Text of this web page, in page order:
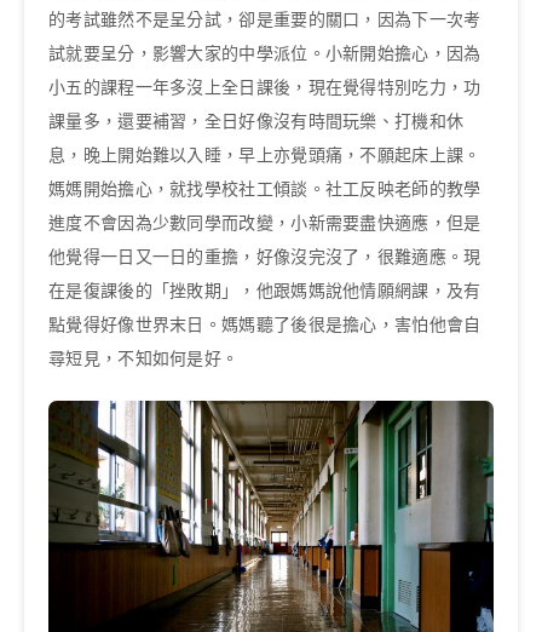
的考試雖然不是呈分試，卻是重要的關口，因為下一次考
試就要呈分，影響大家的中學派位。小新開始擔心，因為
小五的課程一年多沒上全日課後，現在覺得特別吃力，功
課量多，還要補習，全日好像沒有時間玩樂、打機和休
息，晚上開始難以入睡，早上亦覺頭痛，不願起床上課。
媽媽開始擔心，就找學校社工傾談。社工反映老師的教學
進度不會因為少數同學而改變，小新需要盡快適應，但是
他覺得一日又一日的重擔，好像沒完沒了，很難適應。現
在是復課後的「挫敗期」，他跟媽媽說他情願網課，及有
點覺得好像世界末日。媽媽聽了後很是擔心，害怕他會自
尋短見，不知如何是好。